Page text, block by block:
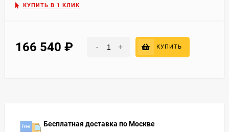
КУПИТЬ В 1 КЛИК
166 540 - + КУПИТЬ
Бесплатная доставка по Москве